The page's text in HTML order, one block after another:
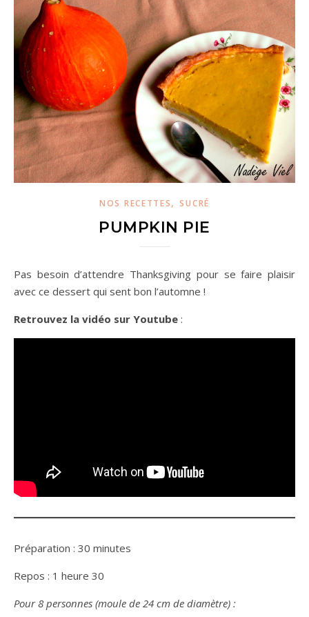
NOS RECETTES,SUCRÉ
PUMPKIN PIE
Pas besoin d’attendre Thanksgiving pour se faire plaisir
avec ce dessert qui sent bon l’automne !
Retrouvez la vidéo sur Youtube :
Préparation : 30 minutes
Repos : 1 heure 30
Pour 8 personnes (moule de 24 cm de diamètre) :